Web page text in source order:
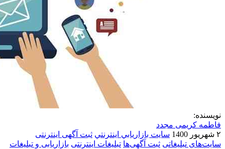
نویسنده:
فاطمه کریمی مجدد
۲ شهریور 1400
سايت بازاريابي اينترنتي ثبت آگهی اینترنتی
سایت‌های تبلیغاتی ثبت آگهی‌ها تبلیغات اینترنتی بازاریابی و تبلیغات